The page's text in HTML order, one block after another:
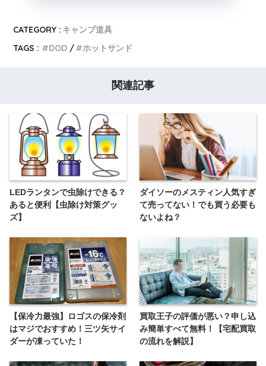
CATEGORY : キャンプ道具
TAGS :
DOD ホットサンド
関連記事
LEDランタンで虫除けできる？
あると便利【虫除け対策グッ
ズ】
ダイソーのメスティン人気すぎ
て売ってない！でも買う必要も
ないよね？
【保冷力最強】ロゴスの保冷剤
はマジでおすすめ！三ツ矢サイ
ダーが凍っていた！
買取王子の評価が悪い？申し込
み簡単すべて無料！【宅配買取
の流れを解説】